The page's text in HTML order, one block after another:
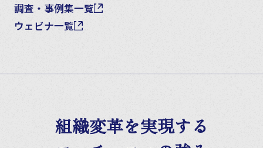
調査・事例集一覧
ウェビナ一覧
組織変革を実現する